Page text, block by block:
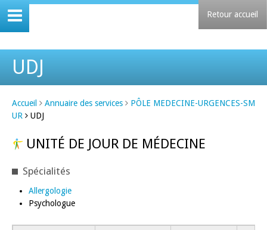
Retour accueil
UDJ
Accueil Annuaire des services
PÔLE MEDECINE-URGENCES-SM
UR
UDJ
UNITÉ DE JOUR DE MÉDECINE
Spécialités
Allergologie
Psychologue